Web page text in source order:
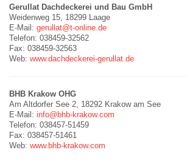
Gerullat Dachdeckerei und Bau GmbH
Weidenweg 15, 18299 Laage
E-Mail: gerullat@t-online.de
Telefon: 038459-32562
Fax: 038459-32563
Web: www.dachdeckerei-gerullat.de
BHB Krakow OHG
Am Altdorfer See 2, 18292 Krakow am See
E-Mail: info@bhb-krakow.com
Telefon: 038457-51459
Fax: 038457-51461
Web: www.bhb-krakow.com